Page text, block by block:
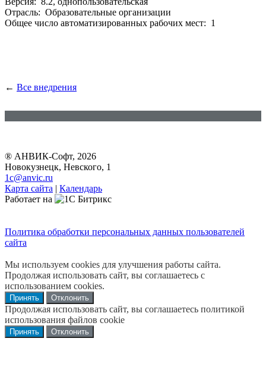
Отрасль: Образовательные организации
Общее число автоматизированных рабочих мест: 1
← Все внедрения
® АНВИК-Софт, 2026
Новокузнецк, Невского, 1
1c@anvic.ru
Карта сайта | Календарь
Работает на
Политика обработки персональных данных пользователей
сайта
Мы используем cookies для улучшения работы сайта.
Продолжая использовать сайт, вы соглашаетесь с
использованием cookies.
Принять Отклонить
Продолжая использовать сайт, вы соглашаетесь политикой
использования файлов cookie
Принять Отклонить